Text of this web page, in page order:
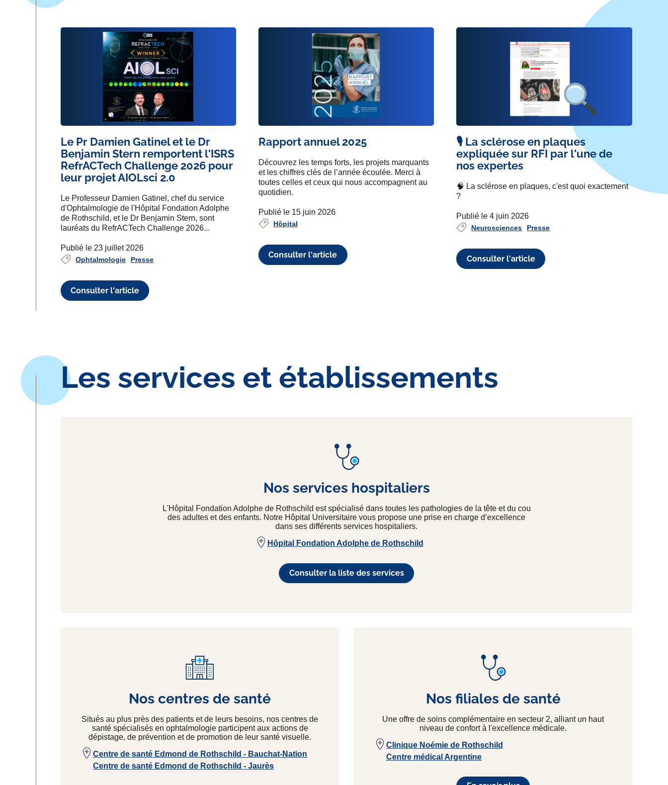
Le Pr Damien Gatinel et le Dr
Benjamin Stern remportent l'ISRS
RefrACTech Challenge 2026 pour
leur projet AIOLsci 2.0
Le Professeur Damien Gatinel, chef du service
d'Ophtalmologie de l'Hôpital Fondation Adolphe
de Rothschild, et le Dr Benjamin Stern, sont
lauréats du RefrACTech Challenge 2026...
Publié le 23 juillet 2026
Ophtalmologie Presse
Consulter l'article
Rapport annuel 2025
Découvrez les temps forts, les projets marquants
et les chiffres clés de l’année écoulée. Merci à
toutes celles et ceux qui nous accompagnent au
quotidien.
Publié le 15 juin 2026
Hôpital
Consulter l'article
🎙️ La sclérose en plaques
expliquée sur RFI par l'une de
nos expertes
🧠 La sclérose en plaques, c'est quoi exactement
?
Publié le 4 juin 2026
Neurosciences Presse
Consulter l'article
Les services et établissements
Nos services hospitaliers
L'Hôpital Fondation Adolphe de Rothschild est spécialisé dans toutes les pathologies de la tête et du cou
des adultes et des enfants. Notre Hôpital Universitaire vous propose une prise en charge d’excellence
dans ses différents services hospitaliers.
Hôpital Fondation Adolphe de Rothschild
Consulter la liste des services
Nos centres de santé
Situés au plus près des patients et de leurs besoins, nos centres de
santé spécialisés en ophtalmologie participent aux actions de
dépistage, de prévention et de promotion de leur santé visuelle.
Centre de santé Edmond de Rothschild - Bauchat-Nation
Centre de santé Edmond de Rothschild - Jaurès
Nos filiales de santé
Une offre de soins complémentaire en secteur 2, alliant un haut
niveau de confort à l'excellence médicale.
Clinique Noémie de Rothschild
Centre médical Argentine